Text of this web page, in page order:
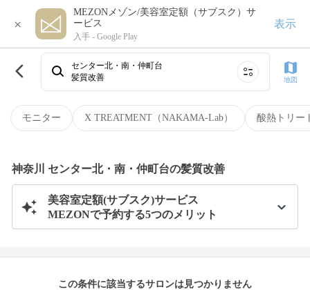
×
MEZONメゾン/美容室定額（サブスク）サ
ービス
入手 - Google Play
表示
モニター X TREATMENT（NAKAMA-Lab） 酸熱トリー
センター北・南・仲町台
髪質改善
地図
神奈川 センター北・南・仲町台の髪質改善
美容室定額(サブスク)サービス
MEZONで予約する5つのメリット
この条件に該当するサロンは見つかりません